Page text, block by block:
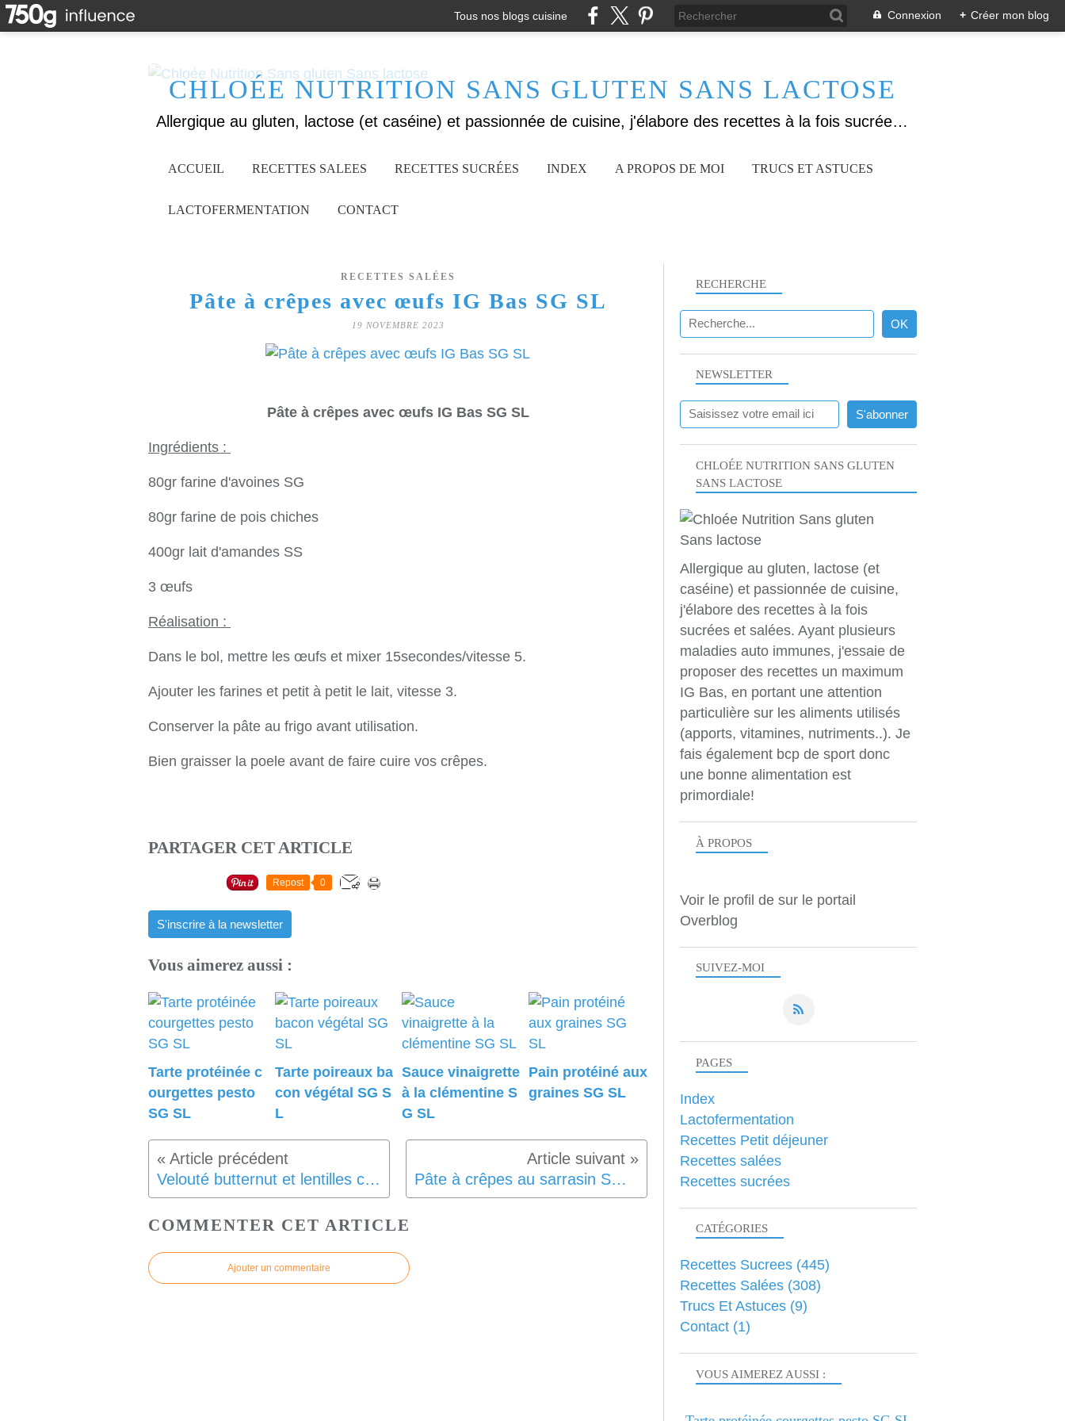
Tous nos blogs cuisine Connexion + Créer mon blog
CHLOÉE NUTRITION SANS GLUTEN SANS LACTOSE
Allergique au gluten, lactose (et caséine) et passionnée de cuisine, j'élabore des recettes à la fois sucrées et salées. Ayant plusieurs maladies auto immunes, j'essaie de proposer des recettes un maximum IG Bas, en portant une attention particulière sur les aliments utilisés (apports, vitamines, nutriments..). Je fais également bcp de sport donc une bonne alimentation est primordiale!
ACCUEIL RECETTES SALEES RECETTES SUCRÉES INDEX A PROPOS DE MOI TRUCS ET ASTUCES
LACTOFERMENTATION CONTACT
RECETTES SALÉES
Pâte à crêpes avec œufs IG Bas SG SL
19 NOVEMBRE 2023
Pâte à crêpes avec œufs IG Bas SG SL
Ingrédients :
80gr farine d'avoines SG
80gr farine de pois chiches
400gr lait d'amandes SS
3 œufs
Réalisation :
Dans le bol, mettre les œufs et mixer 15secondes/vitesse 5.
Ajouter les farines et petit à petit le lait, vitesse 3.
Conserver la pâte au frigo avant utilisation.
Bien graisser la poele avant de faire cuire vos crêpes.
PARTAGER CET ARTICLE
Repost 0
S'inscrire à la newsletter
Vous aimerez aussi :
Tarte protéinée c
ourgettes pesto
SG SL
Tarte poireaux ba
con végétal SG S
L
Sauce vinaigrette
à la clémentine S
G SL
Pain protéiné aux
graines SG SL
Velouté butternut et lentilles corail au curry SG SL Pâte à crêpes au sarrasin SG SL
COMMENTER CET ARTICLE
Ajouter un commentaire
NEWSLETTER
SUIVEZ-MOI
RECHERCHE
CHLOÉE NUTRITION SANS GLUTEN
SANS LACTOSE
Allergique au gluten, lactose (et
caséine) et passionnée de cuisine,
j'élabore des recettes à la fois
sucrées et salées. Ayant plusieurs
maladies auto immunes, j'essaie de
proposer des recettes un maximum
IG Bas, en portant une attention
particulière sur les aliments utilisés
(apports, vitamines, nutriments..). Je
fais également bcp de sport donc
une bonne alimentation est
primordiale!
À PROPOS
Voir le profil de sur le portail
Overblog
VOUS AIMEREZ AUSSI :
PAGES
Index
Lactofermentation
Recettes Petit déjeuner
Recettes salées
Recettes sucrées
CATÉGORIES
Recettes Sucrees (445)
Recettes Salées (308)
Trucs Et Astuces (9)
Contact (1)